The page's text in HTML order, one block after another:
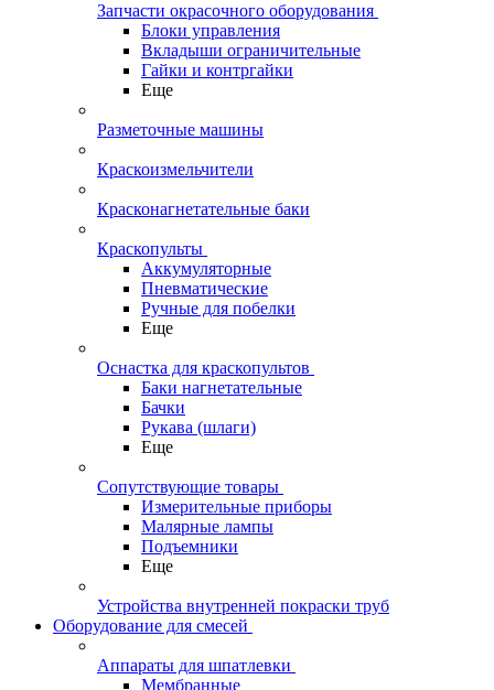
Запчасти окрасочного оборудования
Блоки управления
Вкладыши ограничительные
Гайки и контргайки
Еще
Разметочные машины
Краскоизмельчители
Красконагнетательные баки
Краскопульты
Аккумуляторные
Пневматические
Ручные для побелки
Еще
Оснастка для краскопультов
Баки нагнетательные
Бачки
Рукава (шлаги)
Еще
Сопутствующие товары
Измерительные приборы
Малярные лампы
Подъемники
Еще
Устройства внутренней покраски труб
Оборудование для смесей
Аппараты для шпатлевки
Мембранные